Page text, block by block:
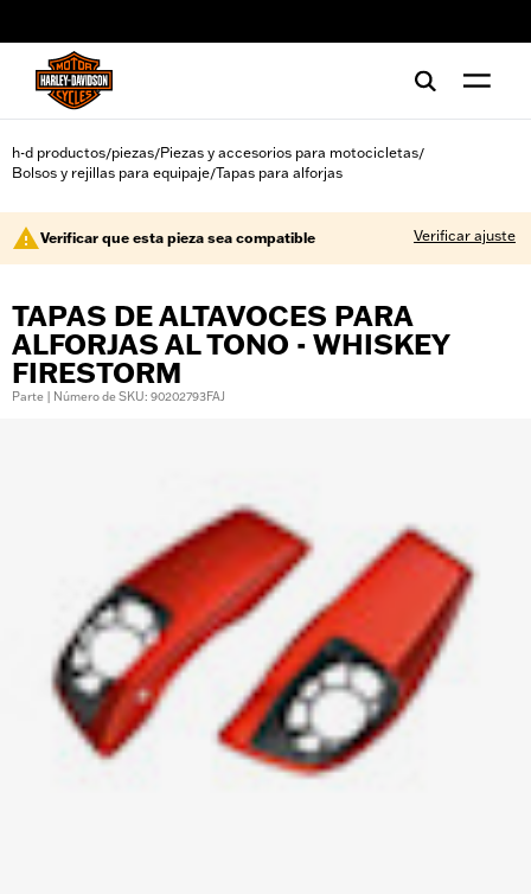
h-d productos/piezas/Piezas y accesorios para motocicletas/
Bolsos y rejillas para equipaje/Tapas para alforjas
Verificar que esta pieza sea compatible Verificar ajuste
TAPAS DE ALTAVOCES PARA
ALFORJAS AL TONO - WHISKEY
FIRESTORM
Parte | Número de SKU: 90202793FAJ